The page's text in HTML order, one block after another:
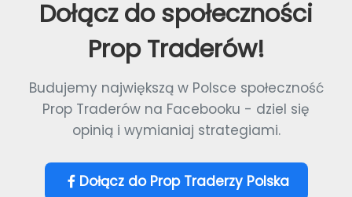
Dołącz do społeczności
Prop Traderów!
Budujemy największą w Polsce społeczność
Prop Traderów na Facebooku - dziel się
opinią i wymianiaj strategiami.
Dołącz do Prop Traderzy Polska